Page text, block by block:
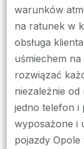
warunków
na ratunek w
obsługa
uśmiechem
rozwiązać
niezależnie
jedno telefon i
wyposażone i
pojazdy Opole